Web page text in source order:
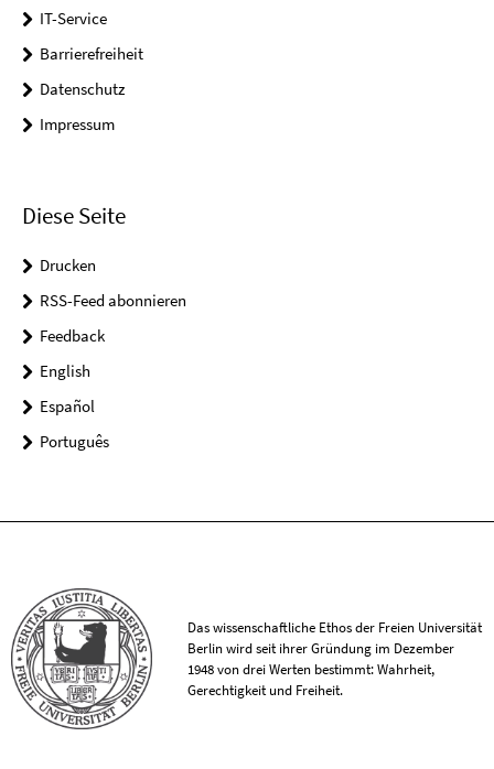
IT-Service
Barrierefreiheit
Datenschutz
Impressum
Diese Seite
Drucken
RSS-Feed abonnieren
Feedback
English
Español
Português
Das wissenschaftliche Ethos der Freien Universität
Berlin wird seit ihrer Gründung im Dezember
1948 von drei Werten bestimmt: Wahrheit,
Gerechtigkeit und Freiheit.